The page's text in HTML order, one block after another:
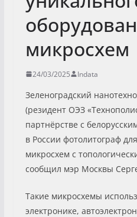
микросхем
24/03/2025 Indata
Зеленоградский
(резидент ОЭЗ
партнёрстве с
в России фотолитограф
микросхем с
сообщил мэр Москвы
Такие микросхемы
электронике,